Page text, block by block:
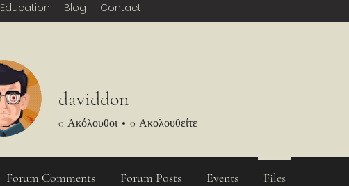
Education Blog Contact
daviddon
0 Ακόλουθοι 0 Ακολουθείτε
Forum Comments Forum Posts Events Files